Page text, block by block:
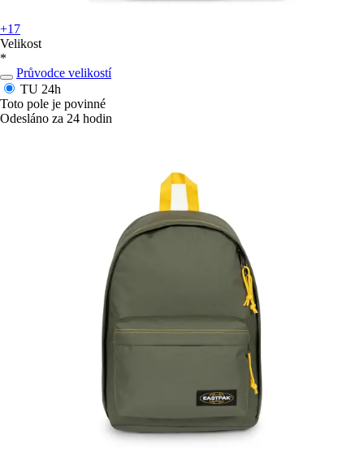
+17
Velikost
*
Průvodce velikostí
TU 24h
Toto pole je povinné
Odesláno za 24 hodin